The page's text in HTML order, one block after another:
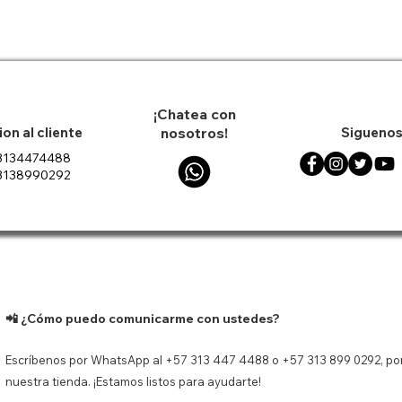
de oferta
80.333
1500 ml
Precio
$
al cliente
¡Chatea con
nosotros!
📲 ¿Cómo puedo comunicarme con ustedes?
Escríbenos por WhatsApp al +57 313 447 4488 o +57 313 899 0292,
nuestra tienda. ¡Estamos listos para ayudarte!